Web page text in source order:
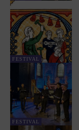
FESTIVAL
FESTIVAL